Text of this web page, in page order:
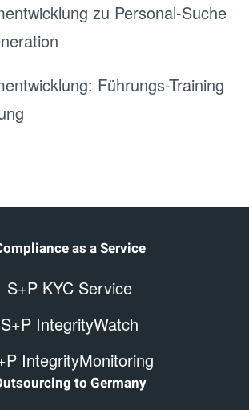
zu Personal-Suche
Führungs-Training
as a Service
S+P KYC Service
S+P IntegrityWatch
IntegrityMonitoring
to Germany